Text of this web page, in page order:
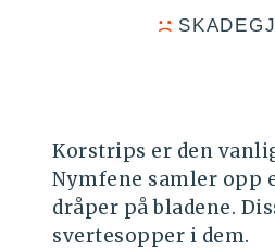
Korstrips er den
Nymfene samler opp
dråper på bladene.
svertesopper i dem.